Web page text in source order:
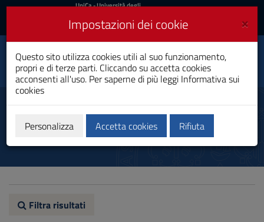
Vai
al
navigazione
sito
Footer
UniCa
Accedi
UniCa- Università degli
Accedi UniCA News
Toggle
navigation
Neuropsicobiologia
Laurea Magistrale
Docenti
Filtra risultati
×
Impostazioni dei cookie
Questo sito utilizza cookies utili al suo funzionamento,
propri e di terze parti. Cliccando su accetta cookies
acconsenti all'uso. Per saperne di più leggi Informativa sui
cookies
Personalizza Accetta cookies Rifiuta